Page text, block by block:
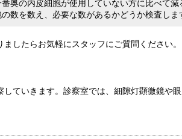
奥の内皮細胞が使用していない方に比べて減
数を数え、必要な数があるかどうか検査しま
したらお気軽にスタッフにご質問ください。
ていきます。診察室では、細隙灯顕微鏡や